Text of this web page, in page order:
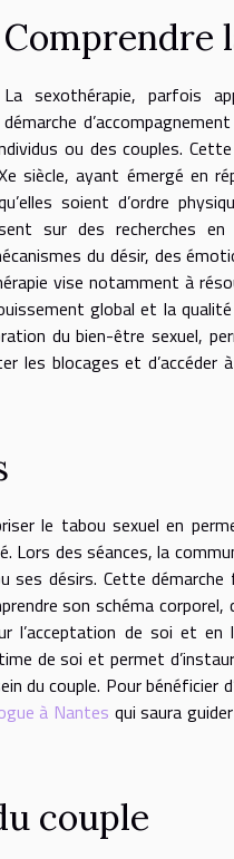
Comprendre
La sexothérapie, parfois
démarche
ou des couples.
siècle, ayant émergé en
soient d’ordre
sur des recherches
du désir, des
vise notamment à
global et la
du bien-être sexuel,
les blocages et
le tabou sexuel en
Lors des séances, la
ses désirs. Cette
son schéma corporel,
l’acceptation de soi et en
de soi et permet
du couple. Pour bénéficier
à Nantes qui saura
couple